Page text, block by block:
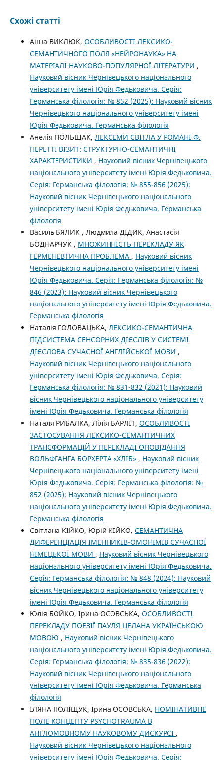
Схожі статті
Анна ВИКЛЮК, ОСОБЛИВОСТІ ЛЕКСИКО-
СЕМАНТИЧНОГО ПОЛЯ «НЕЙРОНАУКА» НА
МАТЕРІАЛІ НАУКОВО-ПОПУЛЯРНОЇ ЛІТЕРАТУРИ ,
Науковий вісник Чернівецького національного
університету імені Юрія Федьковича. Серія:
Германська філологія: № 852 (2025): Науковий вісник
Чернівецького національного університету імені
Юрія Федьковича. Германська філологія
Анелія ПОЛЬЩАК, ЛЕКСЕМИ СВІТЛА У РОМАНІ Ф.
ПЕРЕТТІ ВІЗИТ: СТРУКТУРНО-СЕМАНТИЧНІ
ХАРАКТЕРИСТИКИ , Науковий вісник Чернівецького
національного університету імені Юрія Федьковича.
Серія: Германська філологія: № 855-856 (2025):
Науковий вісник Чернівецького національного
університету імені Юрія Федьковича. Германська
філологія
Василь БЯЛИК , Людмила ДІДИК, Анастасія
БОДНАРЧУК , МНОЖИННІСТЬ ПЕРЕКЛАДУ ЯК
ГЕРМЕНЕВТИЧНА ПРОБЛЕМА , Науковий вісник
Чернівецького національного університету імені
Юрія Федьковича. Серія: Германська філологія: №
846 (2023): Науковий вісник Чернівецького
національного університету імені Юрія Федьковича.
Германська філологія
Наталія ГОЛОВАЦЬКА, ЛЕКСИКО-СЕМАНТИЧНА
ПІДСИСТЕМА СЕНСОРНИХ ДІЄСЛІВ У СИСТЕМІ
ДІЄСЛОВА СУЧАСНОЇ АНГЛІЙСЬКОЇ МОВИ ,
Науковий вісник Чернівецького національного
університету імені Юрія Федьковича. Серія:
Германська філологія: № 831-832 (2021): Науковий
вісник Чернівецького національного університету
імені Юрія Федьковича. Германська філологія
Наталя РИБАЛКА, Лілія БАРЛІТ, ОСОБЛИВОСТІ
ЗАСТОСУВАННЯ ЛЕКСИКО-СЕМАНТИЧНИХ
ТРАНСФОРМАЦІЙ У ПЕРЕКЛАДІ ОПОВІДАННЯ
ВОЛЬФГАНГА БОРХЕРТА «ХЛІБ» , Науковий вісник
Чернівецького національного університету імені
Юрія Федьковича. Серія: Германська філологія: №
852 (2025): Науковий вісник Чернівецького
національного університету імені Юрія Федьковича.
Германська філологія
Cвітлана КІЙКО, Юрій КІЙКО, СЕМАНТИЧНА
ДИФЕРЕНЦІАЦІЯ ІМЕННИКІВ-ОМОНІМІВ СУЧАСНОЇ
НІМЕЦЬКОЇ МОВИ , Науковий вісник Чернівецького
національного університету імені Юрія Федьковича.
Серія: Германська філологія: № 848 (2024): Науковий
вісник Чернівецького національного університету
імені Юрія Федьковича. Германська філологія
Юлія БОЙКО, Ірина ОСОВСЬКА, ОСОБЛИВОСТІ
ПЕРЕКЛАДУ ПОЕЗІЇ ПАУЛЯ ЦЕЛАНА УКРАЇНСЬКОЮ
МОВОЮ , Науковий вісник Чернівецького
національного університету імені Юрія Федьковича.
Серія: Германська філологія: № 835-836 (2022):
Науковий вісник Чернівецького національного
університету імені Юрія Федьковича. Германська
філологія
ІЛЯНА ПОЛІЩУК, Ірина ОСОВСЬКА, НОМІНАТИВНЕ
ПОЛЕ КОНЦЕПТУ PSYCHOTRAUMA В
АНГЛОМОВНОМУ НАУКОВОМУ ДИСКУРСІ ,
Науковий вісник Чернівецького національного
університету імені Юрія Федьковича. Серія: